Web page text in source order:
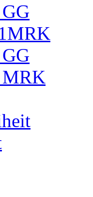
MRK